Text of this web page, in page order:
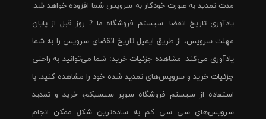
مدت تمدید به صورت خودکار به سرویس شما افزوده خواهد شد.
یادآوری تاریخ انقضا: سیستم فروشگاه ما 2 روز قبل از پایان
مهلت سرویس، از طریق ایمیل تاریخ انقضای سرویس را به شما
یادآوری می‌کند. مشاهده جزئیات خرید: شما می‌توانید به راحتی
جزئیات خرید و سرویس‌های تمدید شده خود را مشاهده کنید. با
استفاده از سیستم فروشگاه سوپر سیسیکم، خرید و تمدید
سرویس‌های سی سی کم به ساده‌ترین شکل ممکن انجام